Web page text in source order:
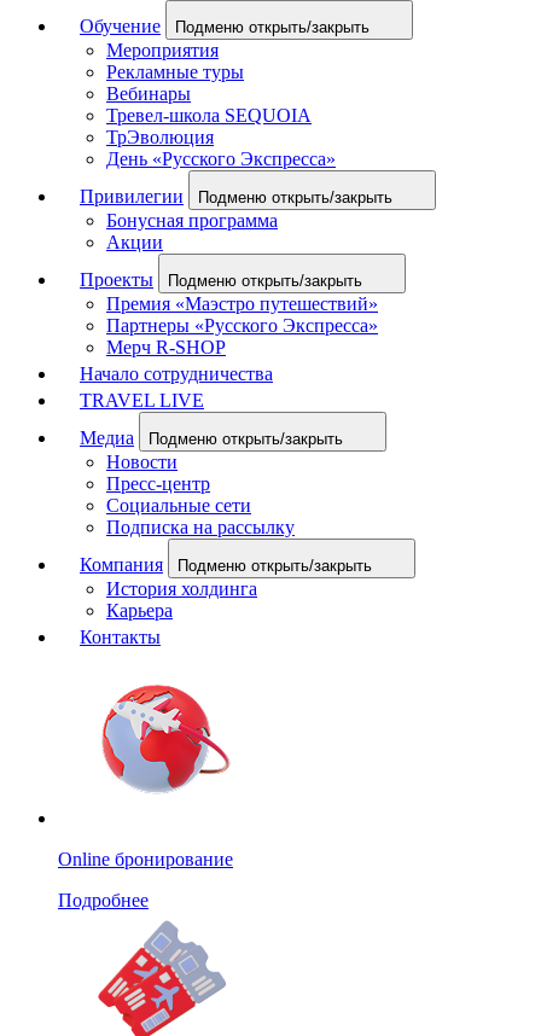
Обучение
Подменю открыть/закрыть
Мероприятия
Рекламные туры
Вебинары
Тревел-школа SEQUOIA
ТрЭволюция
День «Русского Экспресса»
Привилегии
Подменю открыть/закрыть
Бонусная программа
Акции
Проекты
Подменю открыть/закрыть
Премия «Маэстро путешествий»
Партнеры «Русского Экспресса»
Мерч R-SHOP
Начало сотрудничества
TRAVEL LIVE
Медиа
Подменю открыть/закрыть
Новости
Пресс-центр
Социальные сети
Подписка на рассылку
Компания
Подменю открыть/закрыть
История холдинга
Карьера
Контакты
Online бронирование
Подробнее